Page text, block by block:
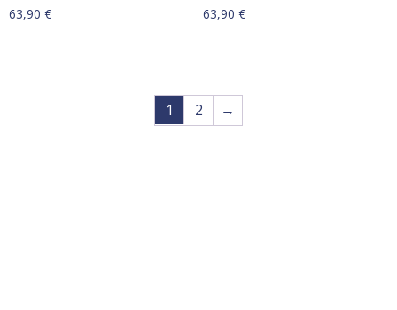
63,90 € 63,90 €
1 2 →